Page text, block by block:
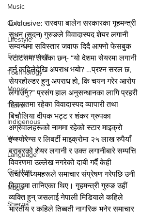
Music
Culture
Lifestyle
Entertainment
Technology
Money
Travel
Indigenous
Women
Language
Gurkhas
Magar
Sherpa
Exclusive: रास्वपा बालेन सरकारका गृहमन्त्री
सुधन (सुदन) गुरुङले विवादास्पद शेयर लगानी
सम्वन्धमा सविस्तार जवाफ दिदै आफ्नो फेसबुक
स्टाटसमा लेखेका छन्- “यो देशमा सेयरमा लगानी
गर्नु कहिलेदेखि अपराध भयो? …प्रश्न सरल छ,
सेयरहोल्डर हुनु अपराध हो, कि चयन गरेर आरोप
लगाउनु?” प्रसंग हाल अनुसन्धानका लागि प्रहरी
हिरासतमा रहेका विवादास्पद व्यापारी तथा
बिचौलिया दीपक भट्ट र शंकर ग्रुपका
अग्रवालहरूको नाममा रहेको स्टार माइक्रो
इन्स्योरेन्स र लिबर्टी माइक्रोमा २५ लाख रुपैयाँ
बराबरको शेयर लगानी र उक्त लगानीबारे सम्पत्ति
विवरणमा उल्लेख नगरेको दाबी गर्दै केही
संचारमाध्यमहरूले समाचार संप्रेषण गरेपछि उनी
विवादमा तानिएका थिए। गृहमन्त्री गुरुङ उहीं
व्यक्ति हुन् जसलाई नेपाली मिडियाले कहिले
भारतीय र कहिले तिब्बती नागरिक भनेर समाचार